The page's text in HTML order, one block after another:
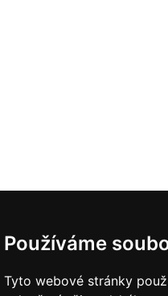
Používáme
Tyto webové stránky